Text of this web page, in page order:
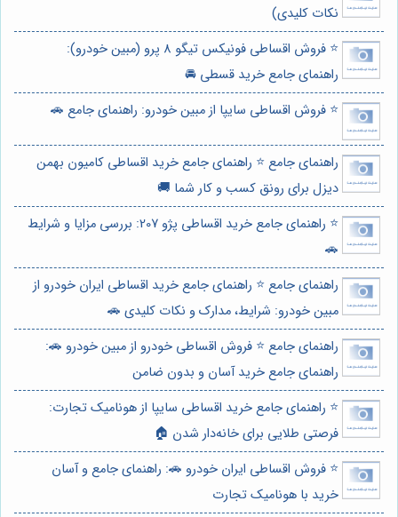
نکات کلیدی)
⭐️ فروش اقساطی فونیکس تیگو 8 پرو (مبین خودرو):
راهنمای جامع خرید قسطی 🚘
⭐️ فروش اقساطی سایپا از مبین خودرو: راهنمای جامع 🚗
راهنمای جامع ⭐️ راهنمای جامع خرید اقساطی کامیون بهمن
دیزل برای رونق کسب و کار شما 🚚
⭐️ راهنمای جامع خرید اقساطی پژو 207: بررسی مزایا و شرایط
🚗
راهنمای جامع ⭐️ راهنمای جامع خرید اقساطی ایران خودرو از
مبین خودرو: شرایط، مدارک و نکات کلیدی 🚗
راهنمای جامع ⭐️ فروش اقساطی خودرو از مبین خودرو 🚗:
راهنمای جامع خرید آسان و بدون ضامن
⭐️ راهنمای جامع خرید اقساطی سایپا از هونامیک تجارت:
فرصتی طلایی برای خانه‌دار شدن 🏠
⭐️ فروش اقساطی ایران خودرو 🚗: راهنمای جامع و آسان
خرید با هونامیک تجارت